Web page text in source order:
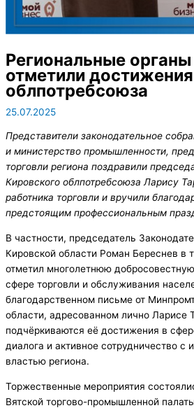
Региональные органы
отметили
облпотребсоюза
25.07.2025
Представители законодательное
и министерство промышленности,
торговли региона поздравили
Кировского облпотребсоюза Ларису
работника торговли и вручили
предстоящим профессиональным
В частности, председатель
Кировской области Роман Береснев в
отметил многолетнюю
сфере торговли и обслуживания
благодарственном письме от
области, адресованном лично Ларисе
подчёркиваются её достижения в
диалога и активное сотрудничество с
властью региона.
Торжественные мероприятия
Вятской торгово-промышленной